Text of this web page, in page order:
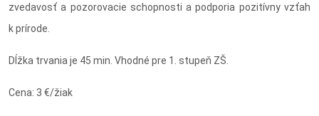
zvedavosť a pozorovacie schopnosti a podporia pozitívny vzťah
k prírode.
Dĺžka trvania je 45 min. Vhodné pre 1. stupeň ZŠ.
Cena: 3 €/žiak